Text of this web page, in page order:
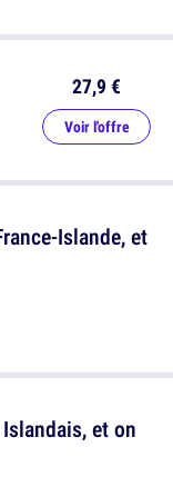
et on
27,9 €
Voir l'offre
Islande, et